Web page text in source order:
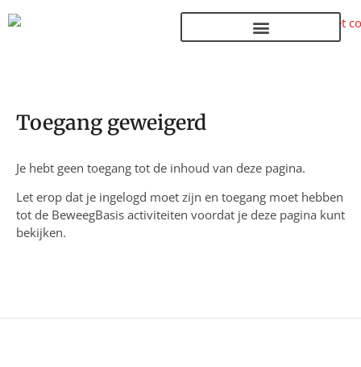
Toegang geweigerd
Je hebt geen toegang tot de inhoud van deze pagina.
Let erop dat je ingelogd moet zijn en toegang moet hebben
tot de BeweegBasis activiteiten voordat je deze pagina kunt
bekijken.